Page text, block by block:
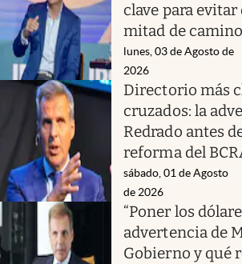
clave para evitar
mitad de camino
lunes, 03 de Agosto de
2026
Directorio más
cruzados: la
Redrado antes
reforma del
sábado, 01 de Agosto
de 2026
“Poner los
advertencia de
Gobierno y qué